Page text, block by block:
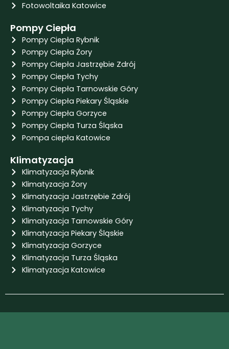
Fotowoltaika Katowice
Pompy Ciepła
Pompy Ciepła Rybnik
Pompy Ciepła Żory
Pompy Ciepła Jastrzębie Zdrój
Pompy Ciepła Tychy
Pompy Ciepła Tarnowskie Góry
Pompy Ciepła Piekary Śląskie
Pompy Ciepła Gorzyce
Pompy Ciepła Turza Śląska
Pompa ciepła Katowice
Klimatyzacja
Klimatyzacja Rybnik
Klimatyzacja Żory
Klimatyzacja Jastrzębie Zdrój
Klimatyzacja Tychy
Klimatyzacja Tarnowskie Góry
Klimatyzacja Piekary Śląskie
Klimatyzacja Gorzyce
Klimatyzacja Turza Śląska
Klimatyzacja Katowice